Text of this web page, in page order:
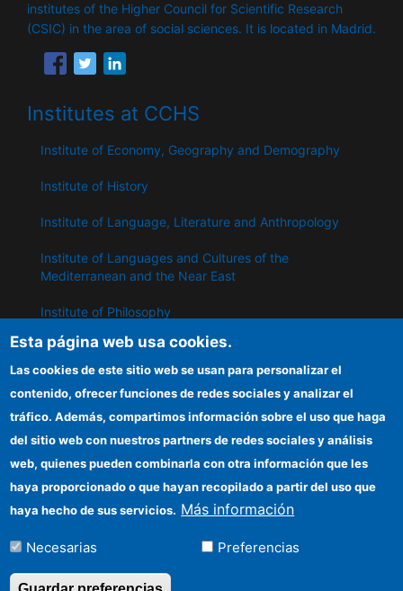
institutes of the Higher Council for Scientific Research
(CSIC) in the area of ​​social sciences. It is located in Madrid.
Institutes at CCHS
Institute of Economy, Geography and Demography
Institute of History
Institute of Language, Literature and Anthropology
Institute of Languages ​​and Cultures of the
Mediterranean and the Near East
Institute of Philosophy
Institute of Public Policies and Goods
IPP
CSIC Electronic Office
Information for providers
Funding entities
Location
Esta página web usa cookies.
Las cookies de este sitio web se usan para personalizar el
contenido, ofrecer funciones de redes sociales y analizar el
tráfico. Además, compartimos información sobre el uso que haga
del sitio web con nuestros partners de redes sociales y análisis
web, quienes pueden combinarla con otra información que les
haya proporcionado o que hayan recopilado a partir del uso que
haya hecho de sus servicios. Más información
Necesarias Preferencias